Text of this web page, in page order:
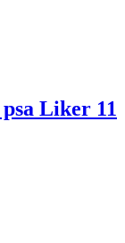
Liker 11